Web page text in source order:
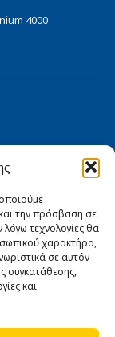
την πρόσβαση σε
τεχνολογίες θα
χαρακτήρα,
σε αυτόν
συγκατάθεσης,
και
4000